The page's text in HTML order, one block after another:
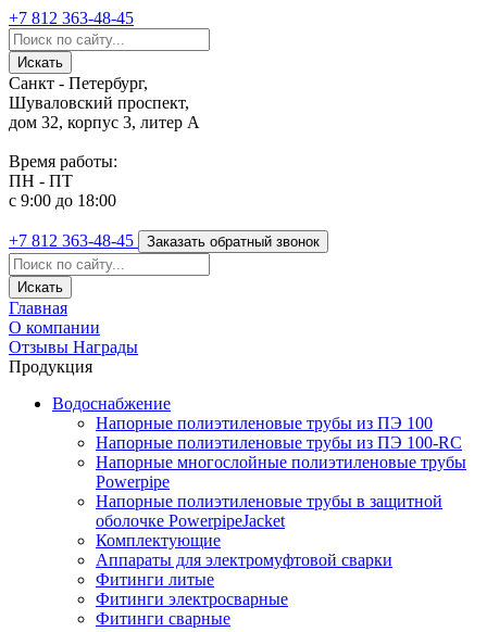
+7 812 363-48-45
Санкт - Петербург,
Шуваловский проспект,
дом 32, корпус 3, литер А
Время работы:
ПН - ПТ
с 9:00 до 18:00
+7 812 363-48-45 Заказать обратный звонок
Главная
О компании
Отзывы Награды
Продукция
Водоснабжение
Напорные полиэтиленовые трубы из ПЭ 100
Напорные полиэтиленовые трубы из ПЭ 100-RC
Напорные многослойные полиэтиленовые трубы
Powerpipe
Напорные полиэтиленовые трубы в защитной
оболочке PowerpipeJacket
Комплектующие
Аппараты для электромуфтовой сварки
Фитинги литые
Фитинги электросварные
Фитинги сварные